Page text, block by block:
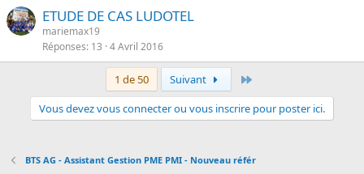
ETUDE DE CAS LUDOTEL
mariemax19
Réponses 13 4 Avril 2016
1 de 50 Suivant
Vous devez vous connecter ou vous inscrire pour poster ici.
BTS AG - Assistant Gestion PME PMI - Nouveau référ